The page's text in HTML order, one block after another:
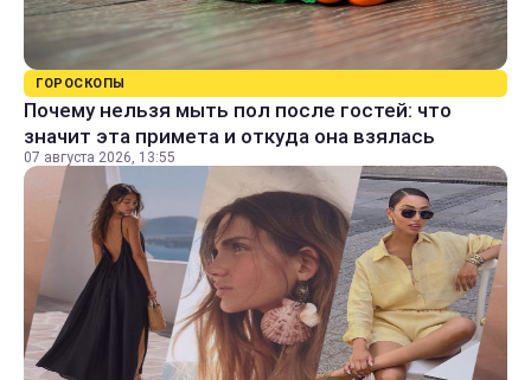
ГОРОСКОПЫ
Почему нельзя мыть пол после гостей: что
значит эта примета и откуда она взялась
07 августа 2026, 13:55